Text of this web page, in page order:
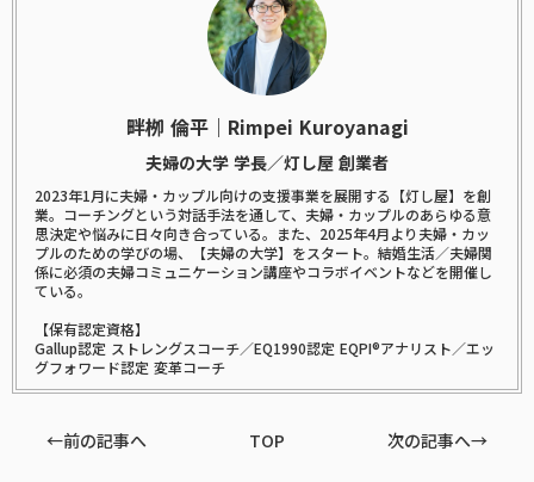
畔栁 倫平｜Rimpei Kuroyanagi
夫婦の大学 学長／灯し屋 創業者
2023年1月に夫婦・カップル向けの支援事業を展開する【灯し屋】を創
業。コーチングという対話手法を通して、夫婦・カップルのあらゆる意
思決定や悩みに日々向き合っている。また、2025年4月より夫婦・カッ
プルのための学びの場、【夫婦の大学】をスタート。結婚生活／夫婦関
係に必須の夫婦コミュニケーション講座やコラボイベントなどを開催し
ている。
【保有認定資格】
Gallup認定 ストレングスコーチ／EQ1990認定 EQPI®アナリスト／エッ
グフォワード認定 変革コーチ
←前の記事へ TOP 次の記事へ→